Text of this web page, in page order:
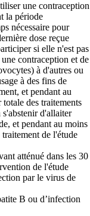
une contraception
la période
nécessaire pour
dose reçue
si elle n'est pas
contraception et de
à d'autres ou
à des fins de
et pendant au
des traitements
s'abstenir d'allaiter
et pendant au moins
de l'étude
atténué dans les 30
de l'étude
par le virus de
B ou d’infection